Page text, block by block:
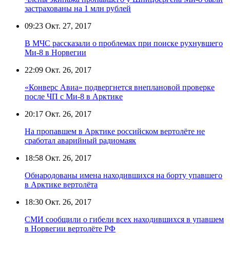
застрахованы на 1 млн рублей
09:23 Окт. 27, 2017
В МЧС рассказали о проблемах при поиске рухнувшего
Ми-8 в Норвегии
22:09 Окт. 26, 2017
«Конверс Авиа» подвергнется внеплановой проверке
после ЧП с Ми-8 в Арктике
20:17 Окт. 26, 2017
На пропавшем в Арктике российском вертолёте не
сработал аварийный радиомаяк
18:58 Окт. 26, 2017
Обнародованы имена находившихся на борту упавшего
в Арктике вертолёта
18:30 Окт. 26, 2017
СМИ сообщили о гибели всех находившихся в упавшем
в Норвегии вертолёте РФ